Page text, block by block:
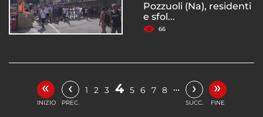
Pozzuoli (Na), residenti
e sfol...
66
«
INIZIO
‹
PREC.
1 2 3 4 5 6 7 8 … ›
SUCC.
»
FINE